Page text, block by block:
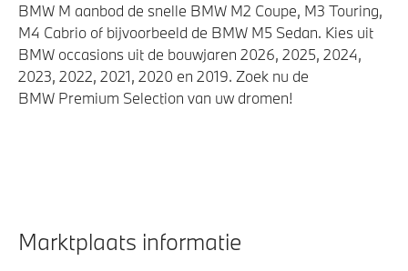
BMW M aanbod de snelle BMW M2 Coupe, M3 Touring,
M4 Cabrio of bijvoorbeeld de BMW M5 Sedan. Kies uit
BMW occasions uit de bouwjaren 2026, 2025, 2024,
2023, 2022, 2021, 2020 en 2019. Zoek nu de
BMW Premium Selection van uw dromen!
Marktplaats informatie